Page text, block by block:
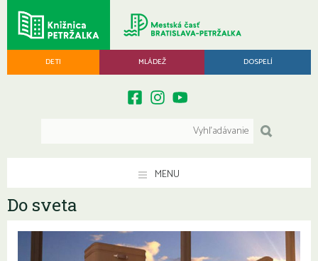
DETI MLÁDEŽ DOSPELÍ
MENU
Do sveta